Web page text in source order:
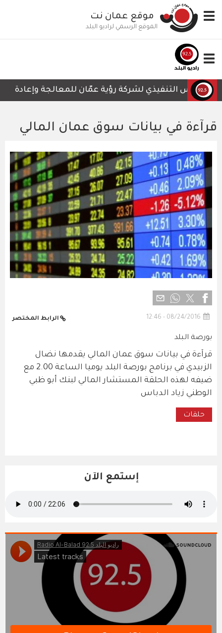
إلى
المحتوى
Toggle
navigation
موقع عمان نت
الموقع الرسمي لراديو البلد
Toggle
navigation
الرئيس التنفيذي لشركة رؤية عمّان للمعالجة وإعادة
قرآءة في بيانات سوق عمان المالي
08/24/2016 - 12:46 الرابط المختصر
بورصة البلد
قرآءة في بيانات سوق عمان المالي يقدمها نضال
الزبيدي في برنامج بورصة البلد يوميا الساعة 2.00 مع
ضيفه لهذه الحلقة المستشار المالي لبنك أبو ظبي
الوطني زياد الدباس
حلقات
إستمع الآن